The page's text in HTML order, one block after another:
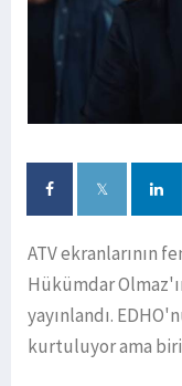
ATV ekranlarının
Hükümdar
yayınlandı.
kurtuluyor ama